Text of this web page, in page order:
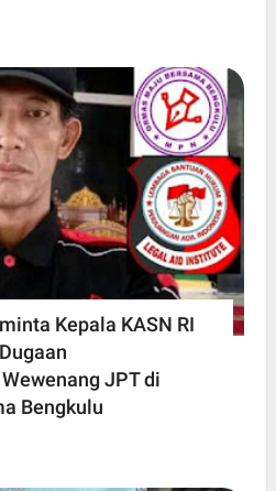
Kepala KASN RI
JPT di
Bengkulu